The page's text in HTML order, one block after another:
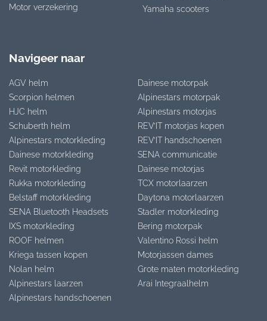
Motor verzekering
Yamaha scooters
Navigeer naar
AGV helm
Scorpion helmen
HJC helm
Schuberth helm
Alpinestars motorkleding
Dainese motorkleding
Revit motorkleding
Rukka motorkleding
Belstaff motorkleding
SENA Bluetooth Headsets
IXS motorkleding
ROOF helmen
Kriega tassen kopen
Nolan helm
Alpinestars laarzen
Alpinestars handschoenen
Dainese motorpak
Alpinestars motorpak
Alpinestars motorjas
REV’IT motorjas kopen
REV’IT handschoenen
SENA communicatie
Dainese motorjas
TCX motorlaarzen
Daytona motorlaarzen
Stadler motorkleding
Bering motorpak
Valentino Rossi helm
Motorjassen dames
Grote maten motorkleding
Arai Integraalhelm